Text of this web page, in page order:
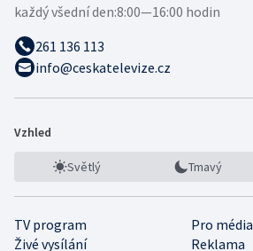
každý všední den:8:00—16:00 hodin
261 136 113
info@ceskatelevize.cz
Vzhled
Světlý Tmavý
TV program
Pro média
Živé vysílání
Reklama